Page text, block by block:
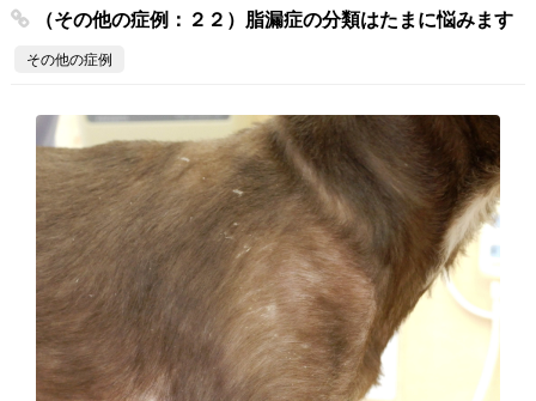
（その他の症例：２２）脂漏症の分類はたまに悩みます
その他の症例